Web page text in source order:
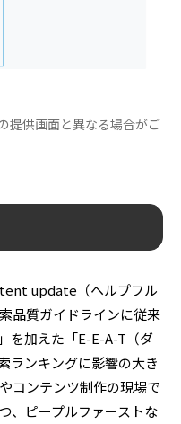
提供画面と異なる場合がご
update（ヘルプフル
品質ガイドラインに従来
を加えた「E-E-A-T（ダ
ランキングに影響の大き
コンテンツ制作の現場で
、ピープルファーストな